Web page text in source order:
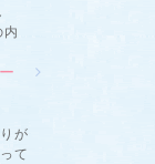
が
て